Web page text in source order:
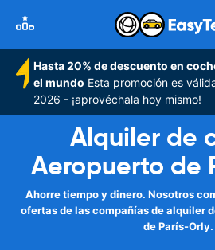
Hasta 20% de descuento en
el mundo Esta promoción es
2026 - ¡aprovéchala hoy mismo!
Alquiler de
Aeropuerto de
Ahorre tiempo y dinero. Nosotros
ofertas de las compañías de alquiler
de París-Orly.